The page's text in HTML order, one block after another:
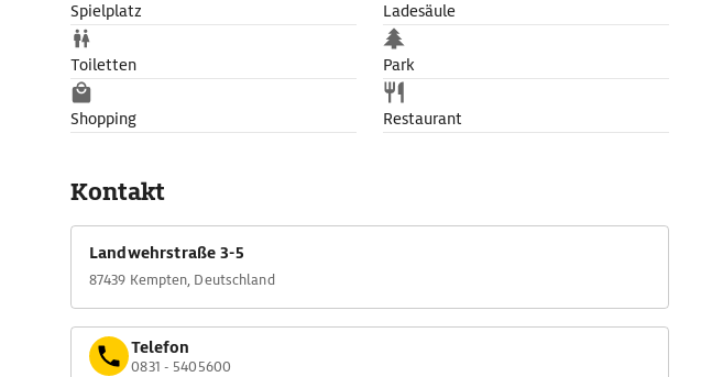
Spielplatz Ladesäule
Toiletten Park
Shopping Restaurant
Kontakt
Landwehrstraße 3-5
87439 Kempten, Deutschland
Telefon
0831 - 5405600